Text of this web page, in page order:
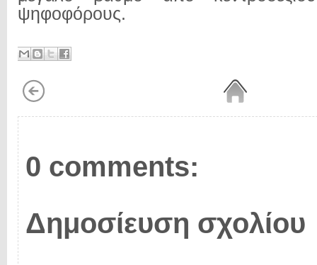
ψηφοφόρους.
0 comments:
Δημοσίευση σχολίου